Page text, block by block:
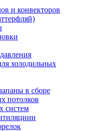
и конвекторов
холодильных
в сборе
потолков
систем